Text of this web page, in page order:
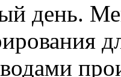
день.